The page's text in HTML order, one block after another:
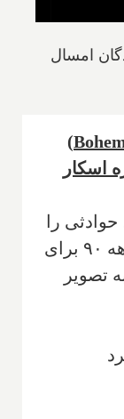
امسال
راپسودی بوهمی (Bohemian Rhapsody)
نامزد ۵ جایزه اسکار
را
که در طی سال‌های ۷۰ تا اوایل دهه ۹۰ برای
تصویر